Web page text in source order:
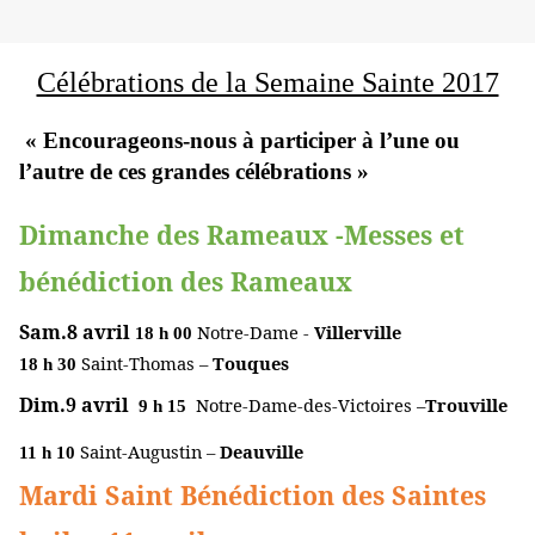
Célébrations de la Semaine Sainte 2017
« Encourageons-nous à participer à l’une ou
l’autre de ces grandes célébrations »
Dimanche des Rameaux -Messes et
bénédiction des Rameaux
Sam.8 avril 18 h 00 Notre-Dame - Villerville
18 h 30 Saint-Thomas –Touques
Dim.9 avril 9 h 15 Notre-Dame-des-Victoires –Trouville
11 h 10 Saint-Augustin –Deauville
Mardi Saint Bénédiction des Saintes